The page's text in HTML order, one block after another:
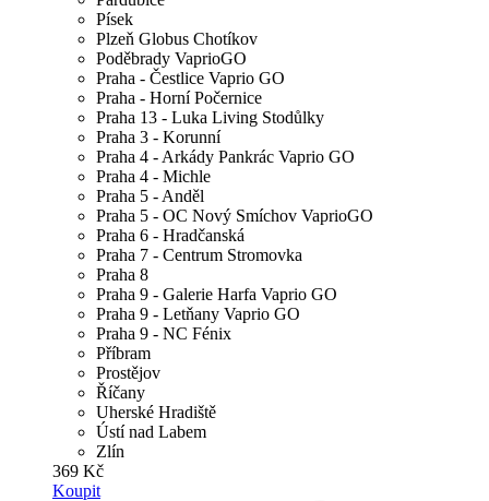
Písek
Plzeň Globus Chotíkov
Poděbrady VaprioGO
Praha - Čestlice Vaprio GO
Praha - Horní Počernice
Praha 13 - Luka Living Stodůlky
Praha 3 - Korunní
Praha 4 - Arkády Pankrác Vaprio GO
Praha 4 - Michle
Praha 5 - Anděl
Praha 5 - OC Nový Smíchov VaprioGO
Praha 6 - Hradčanská
Praha 7 - Centrum Stromovka
Praha 8
Praha 9 - Galerie Harfa Vaprio GO
Praha 9 - Letňany Vaprio GO
Praha 9 - NC Fénix
Příbram
Prostějov
Říčany
Uherské Hradiště
Ústí nad Labem
Zlín
369 Kč
Koupit